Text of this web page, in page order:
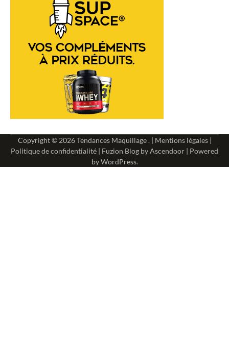
Copyright © 2026Tendances Maquillage. | Mentions légales|
Politique de confidentialité | Fuzion Blog byAscendoor | Powered
byWordPress.